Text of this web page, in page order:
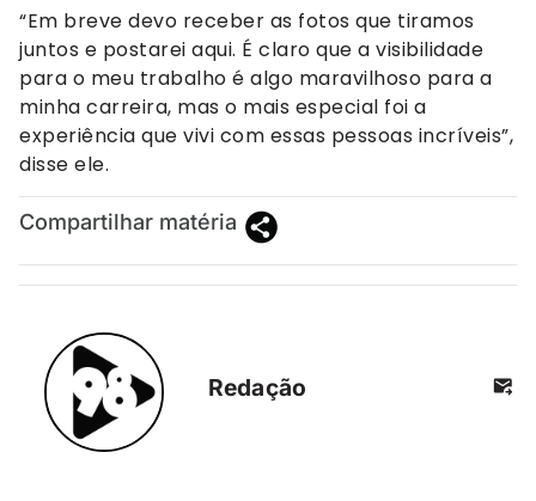
“Em breve devo receber as fotos que tiramos
juntos e postarei aqui. É claro que a visibilidade
para o meu trabalho é algo maravilhoso para a
minha carreira, mas o mais especial foi a
experiência que vivi com essas pessoas incríveis”,
disse ele.
Compartilhar matéria
Redação